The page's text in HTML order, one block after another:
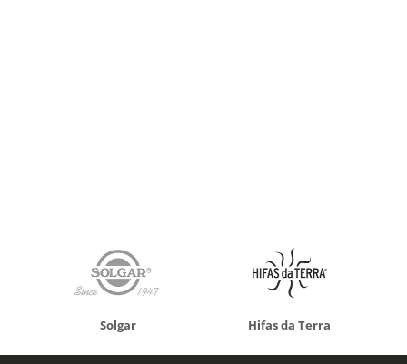
Solgar Hifas da Terra